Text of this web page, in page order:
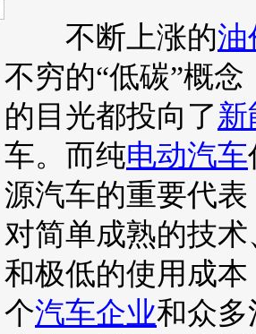
不断上涨的油
不穷的“低碳”概念
的目光都投向了新
车。而纯电动汽车
源汽车的重要代
对简单成熟的技
和极低的使用成
个汽车企业和众多